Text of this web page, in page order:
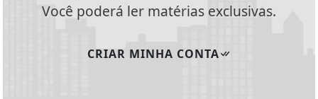
Você poderá ler matérias exclusivas.
CRIAR MINHA CONTA